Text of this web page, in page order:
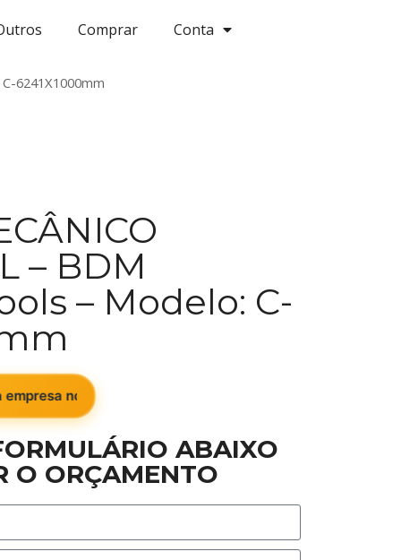
Comprar Conta
6241X1000mm
– BDM
– Modelo: C-
no Brasil que aceita veículos ou equipamento como
ABAIXO
O ORÇAMENTO